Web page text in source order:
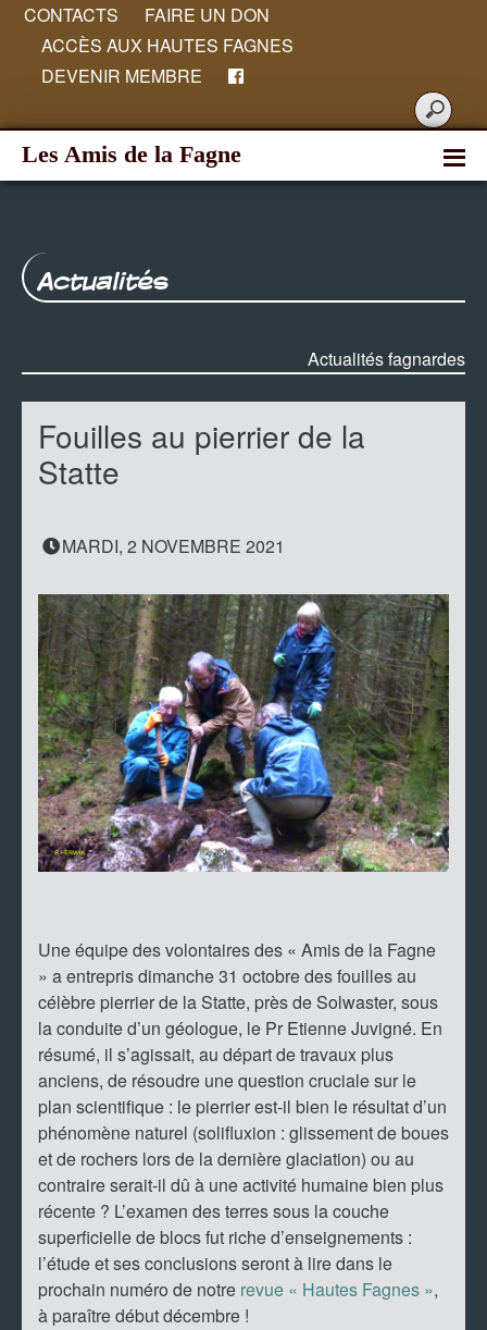
CONTACTS
FAIRE UN DON
ACCÈS AUX HAUTES FAGNES
DEVENIR MEMBRE
Les Amis de la Fagne
Actualités
Actualités fagnardes
Fouilles au pierrier de la
Statte
MARDI, 2 NOVEMBRE 2021
Une équipe des volontaires des « Amis de la Fagne
» a entrepris dimanche 31 octobre des fouilles au
célèbre pierrier de la Statte, près de Solwaster, sous
la conduite d’un géologue, le Pr Etienne Juvigné. En
résumé, il s’agissait, au départ de travaux plus
anciens, de résoudre une question cruciale sur le
plan scientifique : le pierrier est-il bien le résultat d’un
phénomène naturel (solifluxion : glissement de boues
et de rochers lors de la dernière glaciation) ou au
contraire serait-il dû à une activité humaine bien plus
récente ? L’examen des terres sous la couche
superficielle de blocs fut riche d’enseignements :
l’étude et ses conclusions seront à lire dans le
prochain numéro de notre revue « Hautes Fagnes »,
à paraître début décembre !